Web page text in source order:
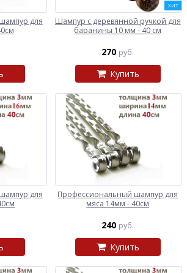
для
ХИТ
Шампур с деревянной ручкой для
баранины 10 мм - 40 см
270 руб.
Купить
для
Профессиональный шампур для
мяса 14мм - 40см
240 руб.
Купить